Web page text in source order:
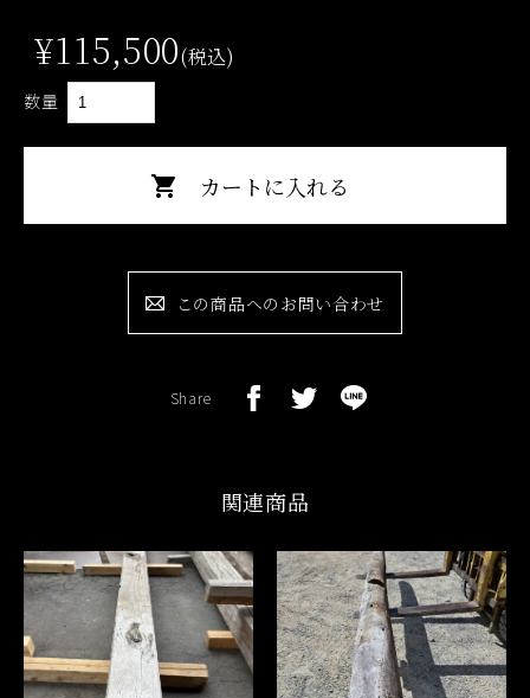
¥115,500(税込)
数量
この商品へのお問い合わせ
Share
関連商品